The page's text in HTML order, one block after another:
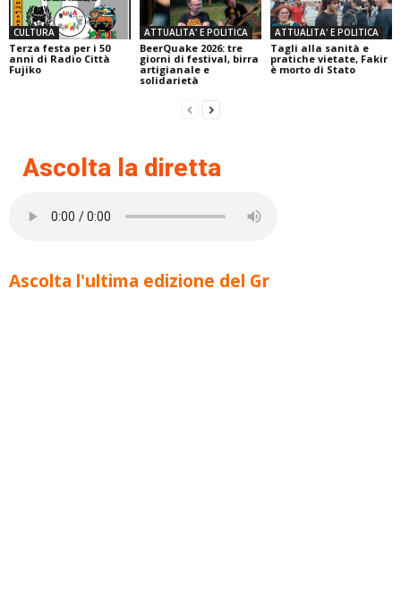
CULTURA
Terza festa per i 50
anni di Radio Città
Fujiko
ATTUALITA' E POLITICA
BeerQuake 2026: tre
giorni di festival, birra
artigianale e
solidarietà
ATTUALITA' E POLITICA
Tagli alla sanità e
pratiche vietate, Fakir
è morto di Stato
Ascolta la diretta
Ascolta l'ultima edizione del Gr